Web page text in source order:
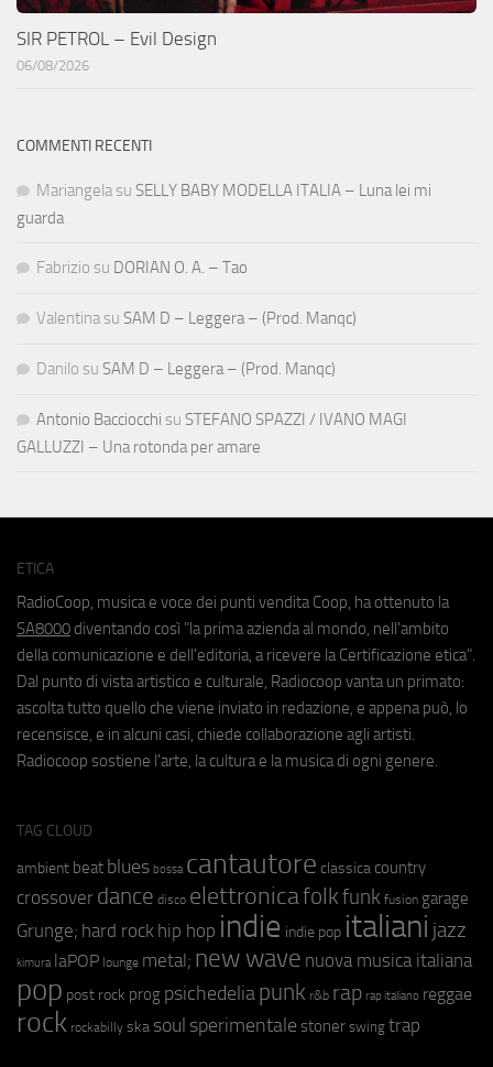
SIR PETROL – Evil Design
06/08/2026
COMMENTI RECENTI
Mariangela su SELLY BABY MODELLA ITALIA – Luna lei mi
guarda
Fabrizio su DORIAN O. A. – Tao
Valentina su SAM D – Leggera – (Prod. Manqc)
Danilo su SAM D – Leggera – (Prod. Manqc)
Antonio Bacciocchi su STEFANO SPAZZI / IVANO MAGI
GALLUZZI – Una rotonda per amare
ETICA
RadioCoop, musica e voce dei punti vendita Coop, ha ottenuto la
SA8000 diventando così "la prima azienda al mondo, nell'ambito
della comunicazione e dell'editoria, a ricevere la Certificazione etica".
Dal punto di vista artistico e culturale, Radiocoop vanta un primato:
ascolta tutto quello che viene inviato in redazione, e appena può, lo
recensisce, e in alcuni casi, chiede collaborazione agli artisti.
Radiocoop sostiene l'arte, la cultura e la musica di ogni genere.
TAG CLOUD
ambient beat blues bossa cantautore classica country
crossover dance disco elettronicafolkfunk fusion garage
Grunge; hard rock hip hop indie indie pop italiani jazz
kimura laPOP lounge metal; new wave nuova musica italiana
pop post rock prog psichedeliapunk r&b rap rap italiano reggae
rock rockabilly ska soul sperimentale stoner swing trap